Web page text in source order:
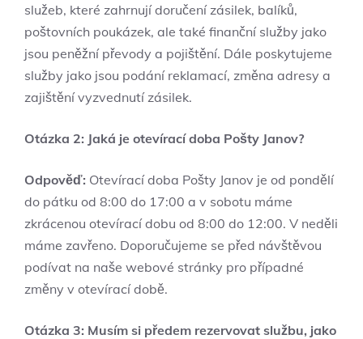
služeb, které zahrnují doručení zásilek, balíků,
poštovních poukázek, ale také finanční služby jako
jsou peněžní převody a pojištění. Dále poskytujeme
služby jako jsou podání reklamací, změna adresy a
zajištění vyzvednutí zásilek.
Otázka 2: Jaká je otevírací doba Pošty Janov?
Odpověď: Otevírací doba Pošty Janov je od pondělí
do pátku od 8:00 do 17:00 a v sobotu máme
zkrácenou otevírací dobu od 8:00 do 12:00. V neděli
máme zavřeno. Doporučujeme se před návštěvou
podívat na naše webové stránky pro případné
změny v otevírací době.
Otázka 3: Musím si předem rezervovat službu, jako